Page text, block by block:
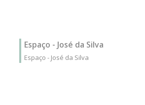
Espaço - José da Silva
Espaço - José da Silva